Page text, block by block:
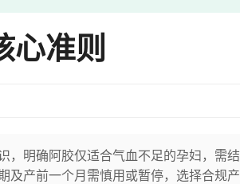
心准则
，明确阿胶仅适合气血不足的孕妇，需结
及产前一个月需慎用或暂停，选择合规产